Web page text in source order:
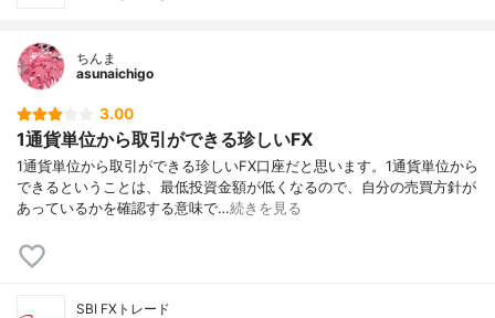
ちんま
asunaichigo
3.00
1通貨単位から取引ができる珍しいFX
1通貨単位から取引ができる珍しいFX口座だと思います。1通貨単位から
できるということは、最低投資金額が低くなるので、自分の売買方針が
あっているかを確認する意味で…続きを見る
SBI FXトレード